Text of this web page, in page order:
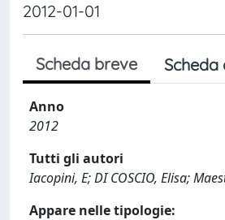
2012-01-01
Scheda breve
Anno
2012
Tutti gli autori
Iacopini, E; DI COSCIO, Elisa;
Appare nelle tipologie: